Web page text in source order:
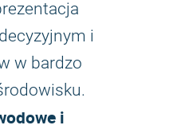
i
w bardzo
i